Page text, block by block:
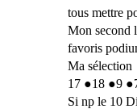
tous mettre
Mon
favoris
Ma sélection
17 ●18 ●9
Si np le 10